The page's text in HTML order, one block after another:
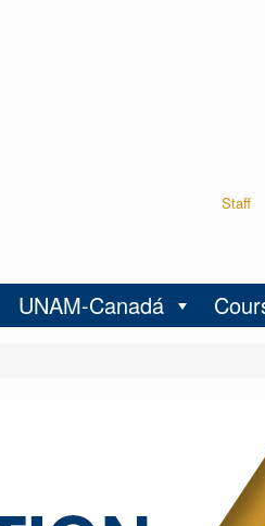
Staff
UNAM-Canadá